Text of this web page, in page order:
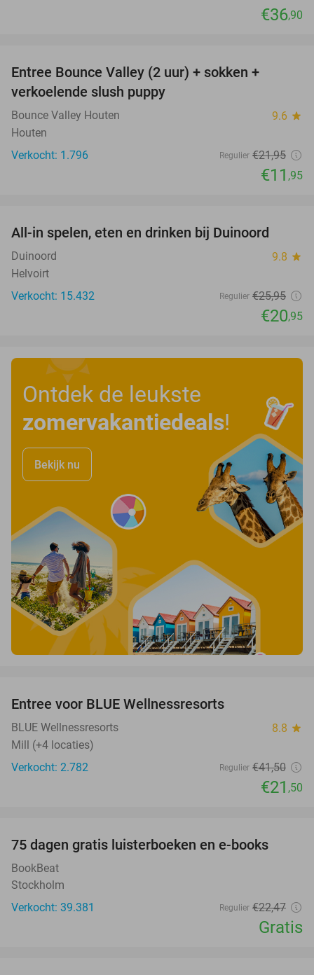
€36,90
Entree Bounce Valley (2 uur) + sokken +
verkoelende slush puppy
Bounce Valley Houten 9.6 star
Houten
Verkocht: 1.796
Regulier €21,95
€11 ,95
All-in spelen, eten en drinken bij Duinoord
Duinoord 9.8 star
Helvoirt
Verkocht: 15.432
Regulier €25,95
€20,95
Ontdek de leukste
zomervakantiedeals!
Bekijk nu
Entree voor BLUE Wellnessresorts
BLUE Wellnessresorts 8.8 star
Mill (+4 locaties)
Verkocht: 2.782
Regulier €41,50
€21 ,50
75 dagen gratis luisterboeken en e-books
BookBeat
Stockholm
Verkocht: 39.381
Regulier €22,47
Gratis